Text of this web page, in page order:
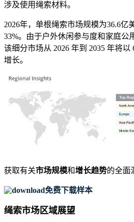
涉及使用绳索材料。
2026年，单根绳索市场规模为36.6亿
33%。由于户外休闲参与度和家庭公
该细分市场从 2026 年到 2035 年将以
增长。
获取有关市场规模和增长趋势的全面
免费下载样本
绳索市场区域展望